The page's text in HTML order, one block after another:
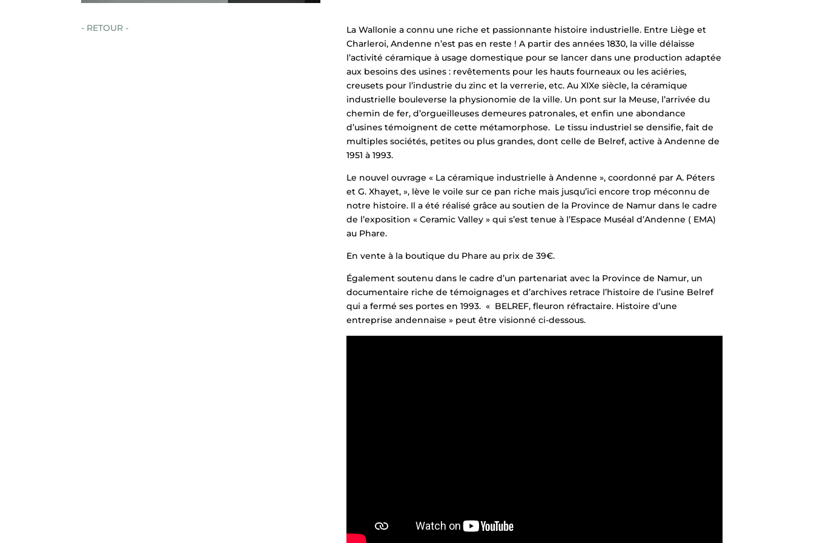
- RETOUR -
La Wallonie a connu une riche et passionnante histoire industrielle. Entre Liège et
Charleroi, Andenne n’est pas en reste ! A partir des années 1830, la ville délaisse
l’activité céramique à usage domestique pour se lancer dans une production adaptée
aux besoins des usines : revêtements pour les hauts fourneaux ou les aciéries,
creusets pour l’industrie du zinc et la verrerie, etc. Au XIXe siècle, la céramique
industrielle bouleverse la physionomie de la ville. Un pont sur la Meuse, l’arrivée du
chemin de fer, d’orgueilleuses demeures patronales, et enfin une abondance
d’usines témoignent de cette métamorphose. Le tissu industriel se densifie, fait de
multiples sociétés, petites ou plus grandes, dont celle de Belref, active à Andenne de
1951 à 1993.
Le nouvel ouvrage « La céramique industrielle à Andenne », coordonné par A. Péters
et G. Xhayet, », lève le voile sur ce pan riche mais jusqu’ici encore trop méconnu de
notre histoire. Il a été réalisé grâce au soutien de la Province de Namur dans le cadre
de l’exposition « Ceramic Valley » qui s’est tenue à l’Espace Muséal d’Andenne ( EMA)
au Phare.
En vente à la boutique du Phare au prix de 39€.
Également soutenu dans le cadre d’un partenariat avec la Province de Namur, un
documentaire riche de témoignages et d’archives retrace l’histoire de l’usine Belref
qui a fermé ses portes en 1993. « BELREF, fleuron réfractaire. Histoire d’une
entreprise andennaise » peut être visionné ci-dessous.